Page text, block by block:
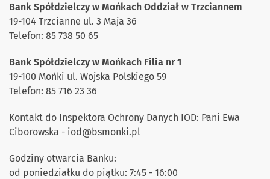
Bank Spółdzielczy w Mońkach Oddział w Trzciannem
19-104 Trzcianne ul. 3 Maja 36
Telefon: 85 738 50 65
Bank Spółdzielczy w Mońkach Filia nr 1
19-100 Mońki ul. Wojska Polskiego 59
Telefon: 85 716 23 36
Kontakt do Inspektora Ochrony Danych IOD: Pani Ewa
Ciborowska - iod@bsmonki.pl
Godziny otwarcia Banku:
od poniedziałku do piątku: 7:45 - 16:00